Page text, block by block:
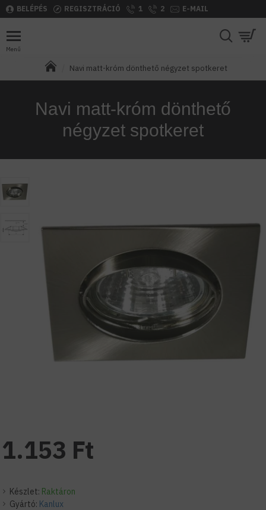
BELÉPÉS REGISZTRÁCIÓ 1 2 E-MAIL
Navi matt-króm dönthető négyzet spotkeret
Navi matt-króm dönthető
négyzet spotkeret
Készlet: Raktáron
Gyártó: Kanlux
1.153 Ft